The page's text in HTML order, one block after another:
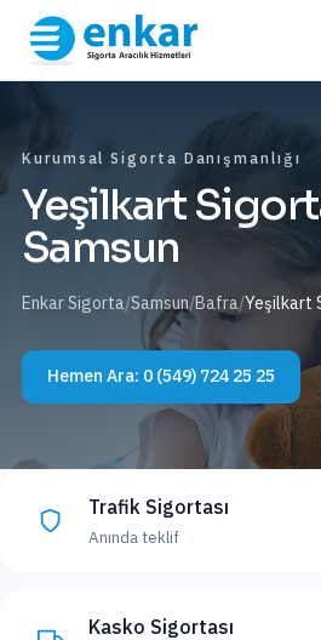
Kurumsal Sigorta Danışmanlığı
Yeşilkart
Samsun
Enkar Sigorta/Samsun/Bafra/Yeşilkart
Hemen Ara: 0 (549) 724 25 25
Trafik Sigortası
Anında teklif
Kasko Sigortası